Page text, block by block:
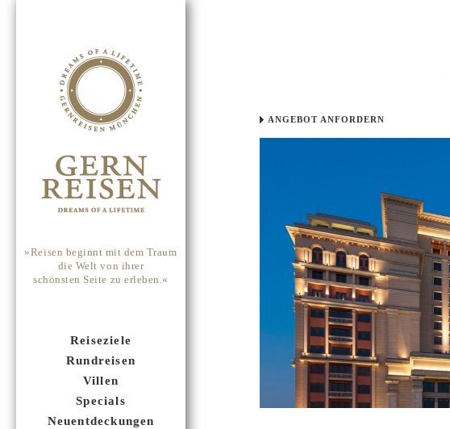
»Reisen beginnt mit dem Traum
die Welt von ihrer
schönsten Seite zu erleben.«
Reiseziele
Rundreisen
Villen
Specials
Neuentdeckungen
ANGEBOT ANFORDERN